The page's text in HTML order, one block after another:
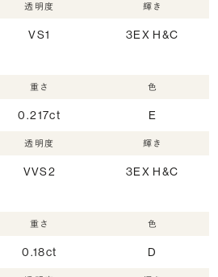
透明度
VS1
輝き
3EX H&C
重さ
0.217ct
色
E
透明度
VVS2
輝き
3EX H&C
重さ
0.18ct
色
D